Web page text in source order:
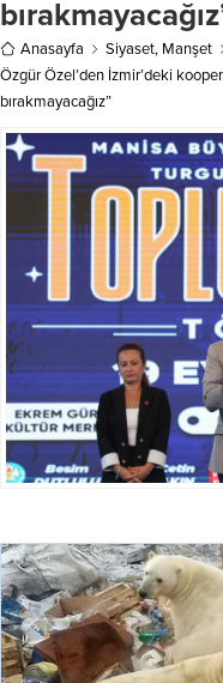
yaptığı açıklamada, Gazze’deki
askeri operasyonları daha da...
Anasayfa Siyaset, Manşet
Özgür Özel’den İzmir’deki
bırakmayacağız”